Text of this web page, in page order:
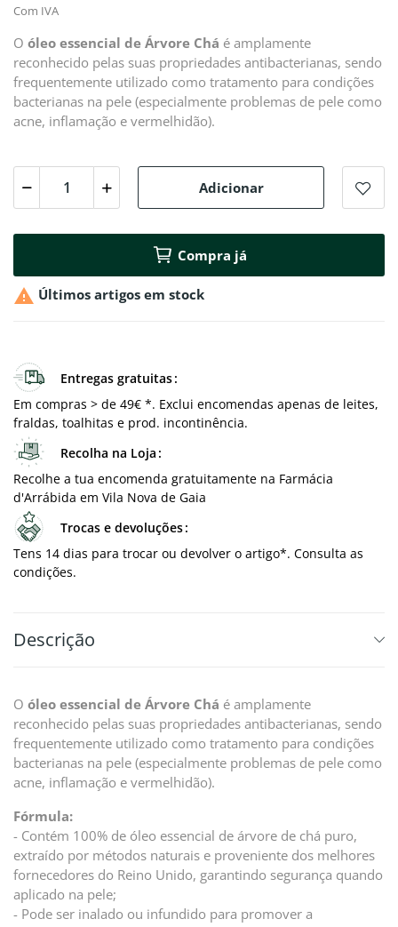
Com IVA
O óleo essencial de Árvore Chá é amplamente
reconhecido pelas suas propriedades antibacterianas, sendo
frequentemente utilizado como tratamento para condições
bacterianas na pele (especialmente problemas de pele como
acne, inflamação e vermelhidão).
Adicionar
Compra já
 Últimos artigos em stock
Entregas gratuitas
Em compras > de 49€ *. Exclui encomendas apenas de leites,
fraldas, toalhitas e prod. incontinência.
Recolha na Loja
Recolhe a tua encomenda gratuitamente na Farmácia
d'Arrábida em Vila Nova de Gaia
Trocas e devoluções
Tens 14 dias para trocar ou devolver o artigo*. Consulta as
condições.
Descrição
O óleo essencial de Árvore Chá é amplamente
reconhecido pelas suas propriedades antibacterianas, sendo
frequentemente utilizado como tratamento para condições
bacterianas na pele (especialmente problemas de pele como
acne, inflamação e vermelhidão).
Fórmula:
- Contém 100% de óleo essencial de árvore de chá puro,
extraído por métodos naturais e proveniente dos melhores
fornecedores do Reino Unido, garantindo segurança quando
aplicado na pele;
- Pode ser inalado ou infundido para promover a